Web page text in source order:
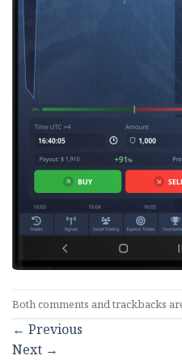
Both comments and trackbacks
← Previous
Next →